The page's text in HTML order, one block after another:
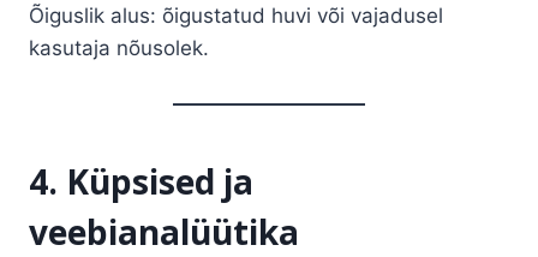
Õiguslik alus: õigustatud huvi või vajadusel
kasutaja nõusolek.
4. Küpsised ja
veebianalüütika